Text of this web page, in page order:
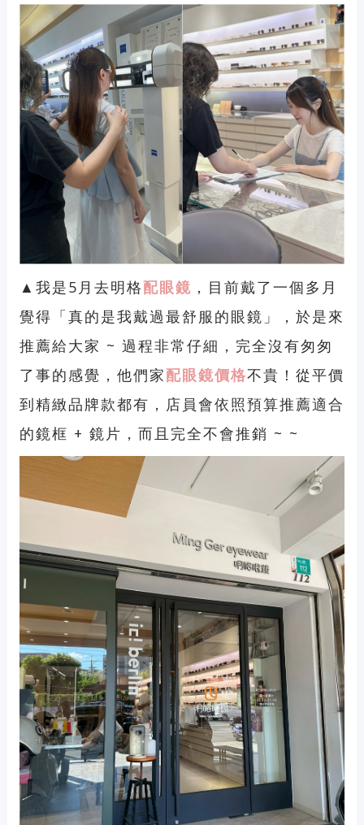
▲我是5月去明格配眼鏡 ，目前戴了一個多月
覺得「真的是我戴過最舒服的眼鏡」，於是來
推薦給大家 ~ 過程非常仔細，完全沒有匆匆
了事的感覺，他們家配眼鏡價格不貴！從平價
到精緻品牌款都有，店員會依照預算推薦適合
的鏡框 + 鏡片，而且完全不會推銷 ~ ~